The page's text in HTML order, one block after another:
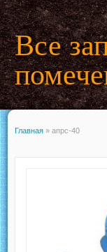
Все
Главная » апрс-40